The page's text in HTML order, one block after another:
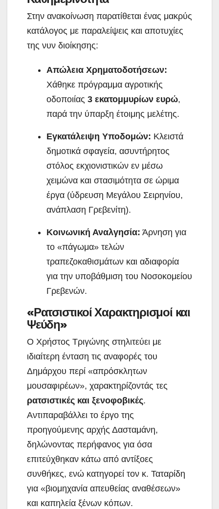
Στην ανακοίνωση παρατίθεται ένας μακρύς
κατάλογος με παραλείψεις και αποτυχίες
της νυν διοίκησης:
Απώλεια Χρηματοδοτήσεων:
Χάθηκε πρόγραμμα αγροτικής
οδοποιίας 3 εκατομμυρίων ευρώ,
παρά την ύπαρξη έτοιμης μελέτης.
Εγκατάλειψη Υποδομών: Κλειστά
δημοτικά σφαγεία, ασυντήρητος
στόλος εκχιονιστικών εν μέσω
χειμώνα και στασιμότητα σε ώριμα
έργα (ύδρευση Μεγάλου Σειρηνίου,
ανάπλαση Γρεβενίτη).
Κοινωνική Αναλγησία: Άρνηση για
το «πάγωμα» τελών
τραπεζοκαθισμάτων και αδιαφορία
για την υποβάθμιση του Νοσοκομείου
Γρεβενών.
«Ρατσιστικοί Χαρακτηρισμοί και
Ψεύδη»
Ο Χρήστος Τριγώνης στηλιτεύει με
ιδιαίτερη ένταση τις αναφορές του
Δημάρχου περί «απρόσκλητων
μουσαφιρέων», χαρακτηρίζοντάς τες
ρατσιστικές και ξενοφοβικές.
Αντιπαραβάλλει το έργο της
προηγούμενης αρχής Δασταμάνη,
δηλώνοντας περήφανος για όσα
επιτεύχθηκαν κάτω από αντίξοες
συνθήκες, ενώ κατηγορεί τον κ. Ταταρίδη
για «βιομηχανία απευθείας αναθέσεων»
και καπηλεία ξένων κόπων.